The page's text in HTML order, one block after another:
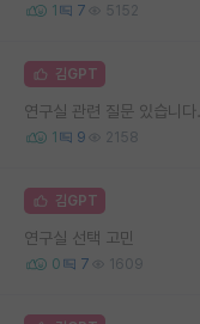
1 7 5152
김GPT
연구실 관련 질문 있습니다.
1 9 2158
김GPT
연구실 선택 고민
0 7 1609